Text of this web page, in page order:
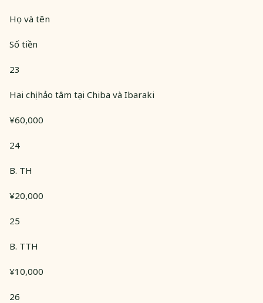
Họ và tên
Số tiền
23
Hai chị hảo tâm tại Chiba và Ibaraki
¥60,000
24
B. TH
¥20,000
25
B. TTH
¥10,000
26